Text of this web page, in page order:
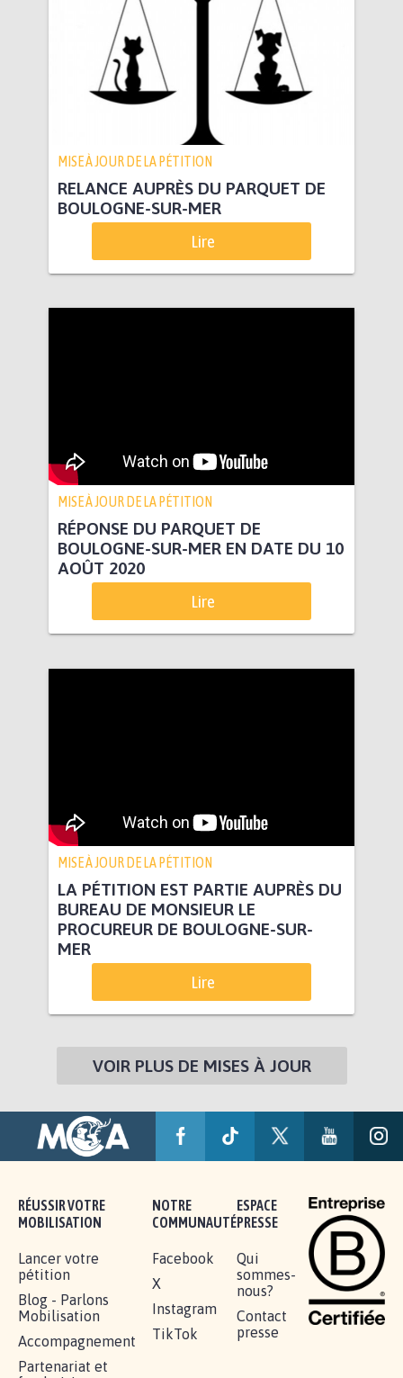
MISE À JOUR DE LA PÉTITION
RELANCE AUPRÈS DU PARQUET DE
BOULOGNE-SUR-MER
Lire
MISE À JOUR DE LA PÉTITION
RÉPONSE DU PARQUET DE
BOULOGNE-SUR-MER EN DATE DU 10
AOÛT 2020
Lire
MISE À JOUR DE LA PÉTITION
LA PÉTITION EST PARTIE AUPRÈS DU
BUREAU DE MONSIEUR LE
PROCUREUR DE BOULOGNE-SUR-
MER
Lire
VOIR PLUS DE MISES À JOUR
RÉUSSIR VOTRE
MOBILISATION
Lancer votre
pétition
Blog - Parlons
Mobilisation
Accompagnement
Partenariat et
NOTRE
COMMUNAUTÉ
Facebook
X
Instagram
TikTok
ESPACE
PRESSE
Qui
sommes-
nous?
Contact
presse